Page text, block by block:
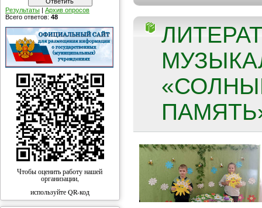
Результаты | Архив опросов
Всего ответов: 48
Чтобы оценить работу нашей
организации,
используйте QR-код